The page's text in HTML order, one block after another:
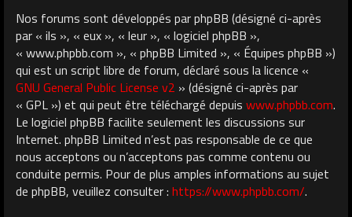
Nos forums sont développés par phpBB (désigné ci-après
par « ils », « eux », « leur », « logiciel phpBB »,
« www.phpbb.com », « phpBB Limited », « Équipes phpBB »)
qui est un script libre de forum, déclaré sous la licence «
GNU General Public License v2 » (désigné ci-après par
« GPL ») et qui peut être téléchargé depuis www.phpbb.com.
Le logiciel phpBB facilite seulement les discussions sur
Internet. phpBB Limited n’est pas responsable de ce que
nous acceptons ou n’acceptons pas comme contenu ou
conduite permis. Pour de plus amples informations au sujet
de phpBB, veuillez consulter : https://www.phpbb.com/.